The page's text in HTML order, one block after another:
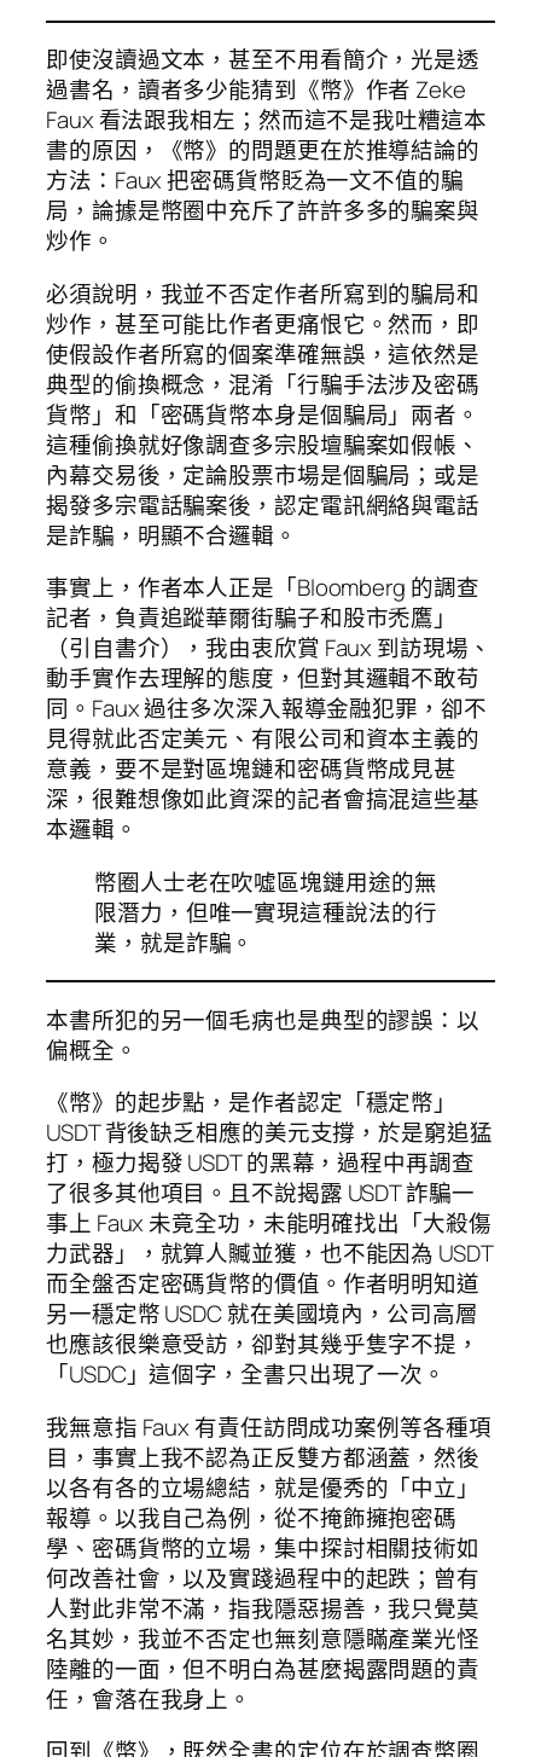
即使沒讀過文本，甚至不用看簡介，光是透
過書名，讀者多少能猜到《幣》作者 Zeke
Faux 看法跟我相左；然而這不是我吐糟這本
書的原因，《幣》的問題更在於推導結論的
方法：Faux 把密碼貨幣貶為一文不值的騙
局，論據是幣圈中充斥了許許多多的騙案與
炒作。
必須說明，我並不否定作者所寫到的騙局和
炒作，甚至可能比作者更痛恨它。然而，即
使假設作者所寫的個案準確無誤，這依然是
典型的偷換概念，混淆「行騙手法涉及密碼
貨幣」和「密碼貨幣本身是個騙局」兩者。
這種偷換就好像調查多宗股壇騙案如假帳、
內幕交易後，定論股票市場是個騙局；或是
揭發多宗電話騙案後，認定電訊網絡與電話
是詐騙，明顯不合邏輯。
事實上，作者本人正是「Bloomberg 的調查
記者，負責追蹤華爾街騙子和股市禿鷹」
（引自書介），我由衷欣賞 Faux 到訪現場、
動手實作去理解的態度，但對其邏輯不敢苟
同。Faux 過往多次深入報導金融犯罪，卻不
見得就此否定美元、有限公司和資本主義的
意義，要不是對區塊鏈和密碼貨幣成見甚
深，很難想像如此資深的記者會搞混這些基
本邏輯。
幣圈人士老在吹噓區塊鏈用途的無
限潛力，但唯一實現這種說法的行
業，就是詐騙。
本書所犯的另一個毛病也是典型的謬誤：以
偏概全。
《幣》的起步點，是作者認定「穩定幣」
USDT 背後缺乏相應的美元支撐，於是窮追猛
打，極力揭發 USDT 的黑幕，過程中再調查
了很多其他項目。且不說揭露 USDT 詐騙一
事上 Faux 未竟全功，未能明確找出「大殺傷
力武器」，就算人贓並獲，也不能因為 USDT
而全盤否定密碼貨幣的價值。作者明明知道
另一穩定幣 USDC 就在美國境內，公司高層
也應該很樂意受訪，卻對其幾乎隻字不提，
「USDC」這個字，全書只出現了一次。
我無意指 Faux 有責任訪問成功案例等各種項
目，事實上我不認為正反雙方都涵蓋，然後
以各有各的立場總結，就是優秀的「中立」
報導。以我自己為例，從不掩飾擁抱密碼
學、密碼貨幣的立場，集中探討相關技術如
何改善社會，以及實踐過程中的起跌；曾有
人對此非常不滿，指我隱惡揚善，我只覺莫
名其妙，我並不否定也無刻意隱瞞產業光怪
陸離的一面，但不明白為甚麼揭露問題的責
任，會落在我身上。